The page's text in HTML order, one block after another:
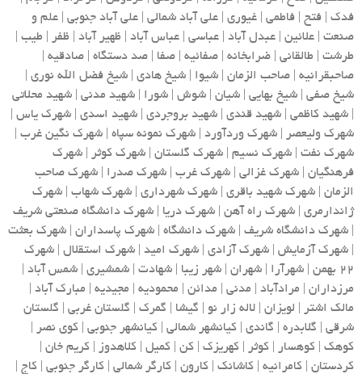
فدک | فتح | فاطمی | غیوری | علی آباد شمالی | علی آباد جنوبی | علم و
صنعت | علائین | عبدل آباد | عباسی | عباس آباد | ظهیر آباد | ظفر | طیب |
طرشت | طالقانی | ضرابخانه | صفائیه | صفا | صد دستگاه | صادقیه |
صاحبقرانیه | صاحب الزمان | شیوا | شیخ هادی | شیخ فضل الله نوری |
شیخ صفی | شیخ بهایی | شیان | شوش | شورا | شهید مدنی | شهید محلاتی
| شهید کاظمی | شهید قندی | شهید بروجردی | شهید اسدی | شهرک یاس |
شهرک ولیعصر | شهرک وردآورد | شهرک نمونه سپاه | شهرک نگین غرب |
شهرک نفت | شهرک نسیم | شهرک گلستان | شهرک کوثر | شهرک
فرهنگیان | شهرک غزالی | شهرک غرب | شهرک صدرا | شهرک صاحب
الزمان | شهرک شهید باقری | شهرک شهرداری | شهرک شهاب | شهرک
ژاندارمری | شهرک راه آهن | شهرک دریا | شهرک دانشگاه صنعتی شریف
| شهرک دانشگاه شریف | شهرک دانشگاه | شهرک پاسداران | شهرک بعثت
| شهرک آزمایش | شهرک آزادی | شهرک امید | شهرک استقلال | شهرک
22 بهمن | شهرآرا | شهران | شهر زیبا | شهادت | شمشیری | شمس آباد |
مرزداران | مرادآباد | مدنی | مدائن | محمودیه | مجیدیه | مبارک آباد |
مالک اشتر | لویزان | لاله زار نو | گیشا | گمرک | گلستان غربی | گلستان
شرقی | گلابدره | گاندی | کیانشهر شمالی | کیانشهر جنوبی | کوی نصر |
کوهک | کوهسار | کوثر | کهریزک | کن | کمیل | کلاهدوز | کریم خان |
کردستان | کامرانیه | کاشانک | کارون | کارگر شمالی | کارگر جنوبی | کاج |